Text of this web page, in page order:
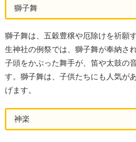
獅子舞
獅子舞は、五穀豊穣や厄除けを祈願
生神社の例祭では、獅子舞が奉納さ
子頭をかぶった舞手が、笛や太鼓の
す。獅子舞は、子供たちにも人気が
げます。
神楽